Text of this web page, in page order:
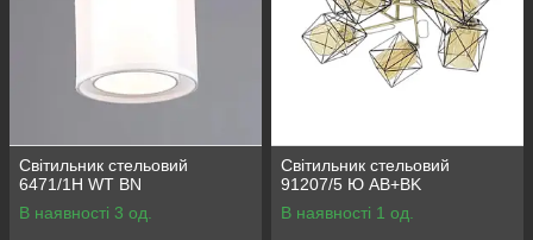
Світильник стельовий
6471/1H WT ВN
В наявності 3 од.
Світильник стельовий
91207/5 Ю AB+BK
В наявності 1 од.